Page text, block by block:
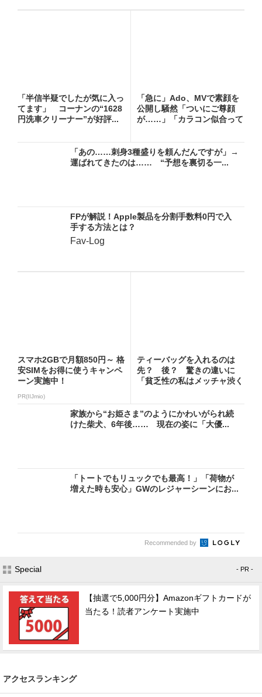
「半信半疑でしたが気に入っ
てます」 コーナンの“1628
円洗車クリーナー”が好評...
「急に」Ado、MVで素顔を
公開し騒然「ついにご尊顔
が……」「カラコン似合って
「あの……刺身3種盛りを頼んだんですが」→
運ばれてきたのは…… “予想を裏切る一...
FPが解説！Apple製品を分割手数料0円で入
手する方法とは？
Fav-Log
スマホ2GBで月額850円～ 格
安SIMをお得に使うキャンペ
ーン実施中！
PR(IIJmio)
ティーバッグを入れるのは
先？ 後？ 驚きの違いに
「貧乏性の私はメッチャ渋く
家族から“お姫さま”のようにかわいがられ続
けた柴犬、6年後…… 現在の姿に「大優...
「トートでもリュックでも最高！」「荷物が
増えた時も安心」GWのレジャーシーンにお...
Recommended by
Special - PR -
【抽選で5,000円分】Amazonギフトカードが
当たる！読者アンケート実施中
アクセスランキング